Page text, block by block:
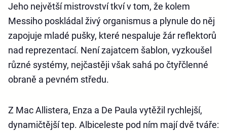
Jeho největší mistrovství tkví v tom, že kolem
Messiho poskládal živý organismus a plynule do něj
zapojuje mladé pušky, které nespaluje žár reflektorů
nad reprezentací. Není zajatcem šablon, vyzkoušel
různé systémy, nejčastěji však sahá po čtyřčlenné
obraně a pevném středu.
Z Mac Allistera, Enza a De Paula vytěžil rychlejší,
dynamičtější tep. Albiceleste pod ním mají dvě tváře: